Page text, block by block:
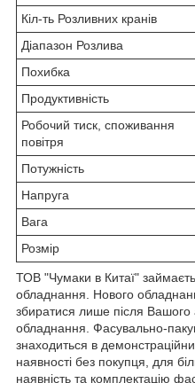
Кіл-ть Розливних кранів
Діапазон Розлива
Похибка
Продуктивність
Робочий тиск, споживання
повітря
Потужність
Напруга
Вага
Розмір
ТОВ "Чумаки в Китаї"
обладнання. Нового
збиратися лише після Вашого
обладнання. Фасувально-
знаходиться в
наявності без покупця, для
наявність та комплектацію